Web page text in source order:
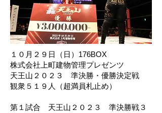
１０月２９日（日）176BOX
株式会社上町建物管理プレゼンツ
天王山２０２３ 準決勝・優勝決定戦
観衆５１９人（超満員札止め）
第１試合 天王山２０２３ 準決勝戦３